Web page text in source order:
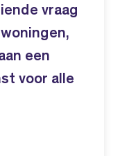
vraag
een
voor alle